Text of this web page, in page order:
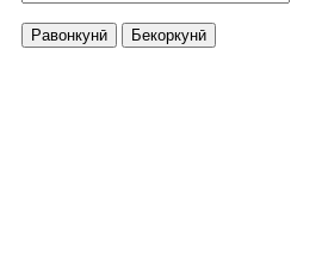
Равонкунӣ Бекоркунӣ